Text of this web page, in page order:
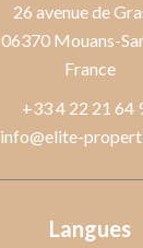
26 avenue de
06370Mouans-
France
+33 4 22 21 64
info@elite-
Langues